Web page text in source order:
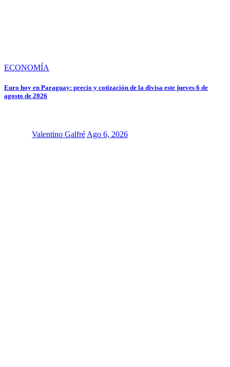
ECONOMÍA
Euro hoy en Paraguay: precio y cotización de la divisa este jueves 6 de
agosto de 2026
Valentino Galfré Ago 6, 2026